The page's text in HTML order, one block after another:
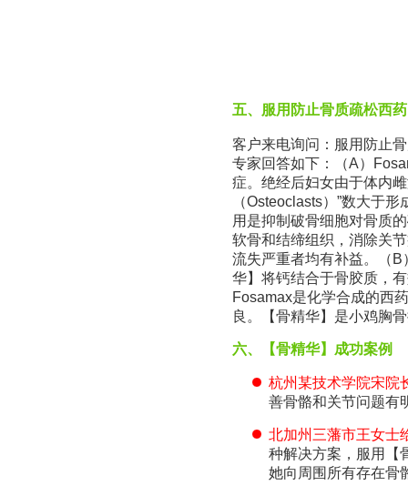
五、服用防止骨质疏松西
客户来电询问：服用防止
专家回答如下：（A）
症。绝经后妇女由于体内
（Osteoclasts）”数大于
用是抑制破骨细胞对骨质
软骨和结缔组织，消除关
流失严重者均有补益。（
华】将钙结合于骨胶质，
Fosamax是化学合成的西
良。【骨精华】是小鸡胸
六、【骨精华】成功案例
杭州某技术学院宋院
善骨骼和关节问题有
北加州三藩市王女士
种解决方案，服用【
她向周围所有存在骨